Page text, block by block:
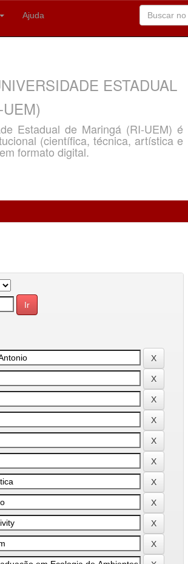
Ajuda
ESTADUAL
Estadual de Maringá (RI-UEM) é
(científica, técnica, artística e
formato digital.